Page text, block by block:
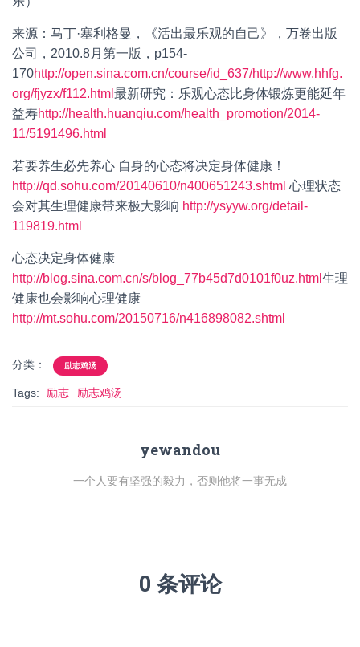
来源：马丁·塞利格曼，《活出最乐观的自己》，万卷出版
公司，2010.8月第一版，p154-
170http://open.sina.com.cn/course/id_637/http://www.hhfg.
org/fjyzx/f112.html 最新研究：乐观心态比身体锻炼更能延年
益寿http://health.huanqiu.com/health_promotion/2014-
11/5191496.html
若要养生必先养心 自身的心态将决定身体健康！
http://qd.sohu.com/20140610/n400651243.shtml 心理状态
会对其生理健康带来极大影响 http://ysyyw.org/detail-
119819.html
心态决定身体健康
http://blog.sina.com.cn/s/blog_77b45d7d0101f0uz.html 生理
健康也会影响心理健康
http://mt.sohu.com/20150716/n416898082.shtml
分类： 励志鸡汤
Tags: 励志 励志鸡汤
yewandou
一个人要有坚强的毅力，否则他将一事无成
0 条评论